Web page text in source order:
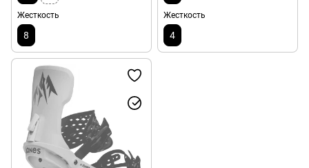
Жесткость
8
Жесткость
4